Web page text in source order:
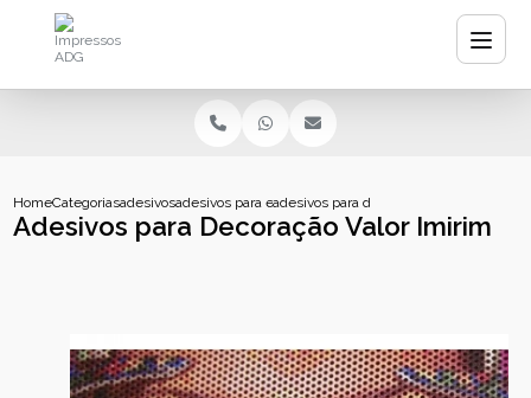
HomeCategoriasadesivosadesivos para embalagensadesivos para decoracao valor imirim
Adesivos para Decoração Valor Imirim